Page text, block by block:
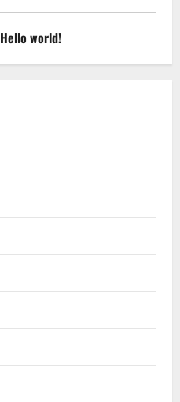
Hello world!